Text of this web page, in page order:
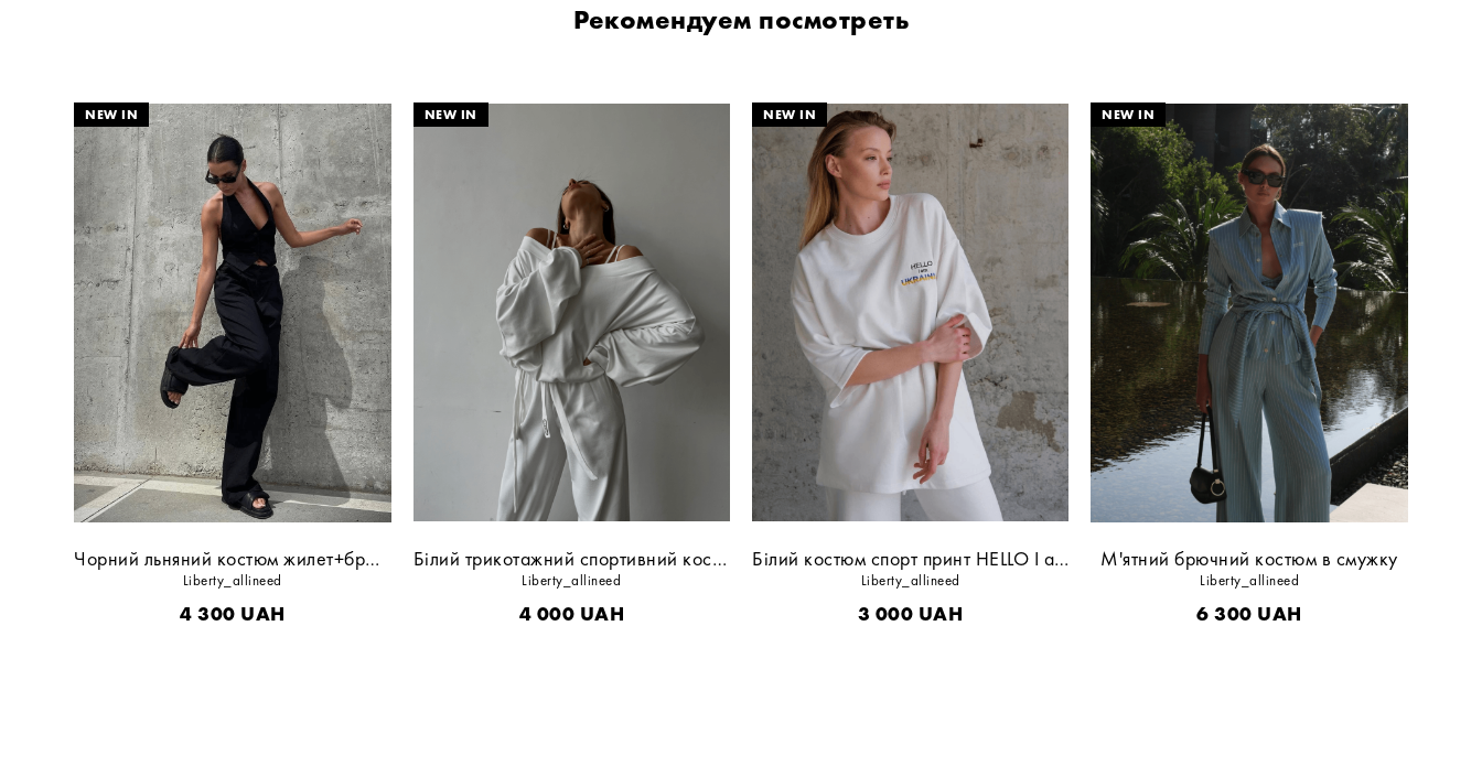
Рекомендуем посмотреть
Чорний льняний костюм жилет+брюки
Liberty_allineed
4 300 UAH
Білий трикотажний спортивний костюм
Liberty_allineed
4 000 UAH
Білий костюм спорт принт HELLO I am UKRAINIAN
Liberty_allineed
3 000 UAH
М'ятний брючний костюм в смужку
Liberty_allineed
6 300 UAH